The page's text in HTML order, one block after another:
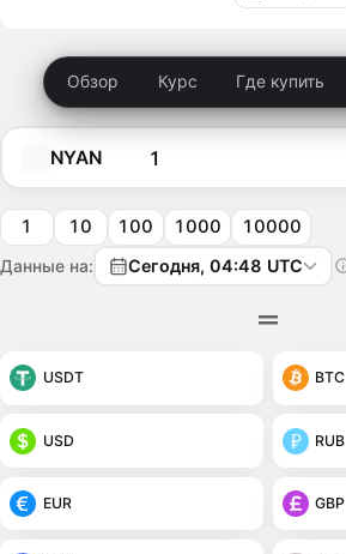
Обзор Курс Где купить
NYAN
1 10 100 1000 10000
Данные на: Сегодня, 04:48 UTC
USDT BTC
USD RUB
EUR GBP